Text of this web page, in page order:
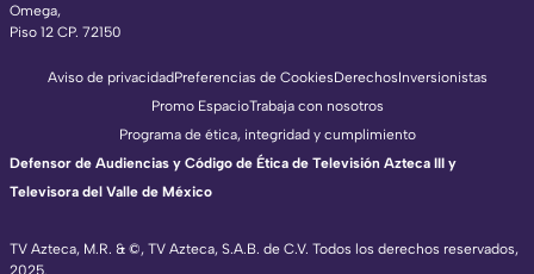
Omega,
Piso 12 CP. 72150
TV Azteca, M.R. & ©, TV Azteca, S.A.B. de C.V. Todos los derechos reservados,
2025.
Aviso de privacidadPreferencias de CookiesDerechosInversionistas
Promo EspacioTrabaja con nosotros
Programa de ética, integridad y cumplimiento
Defensor de Audiencias y Código de Ética de Televisión Azteca III y
Televisora del Valle de México